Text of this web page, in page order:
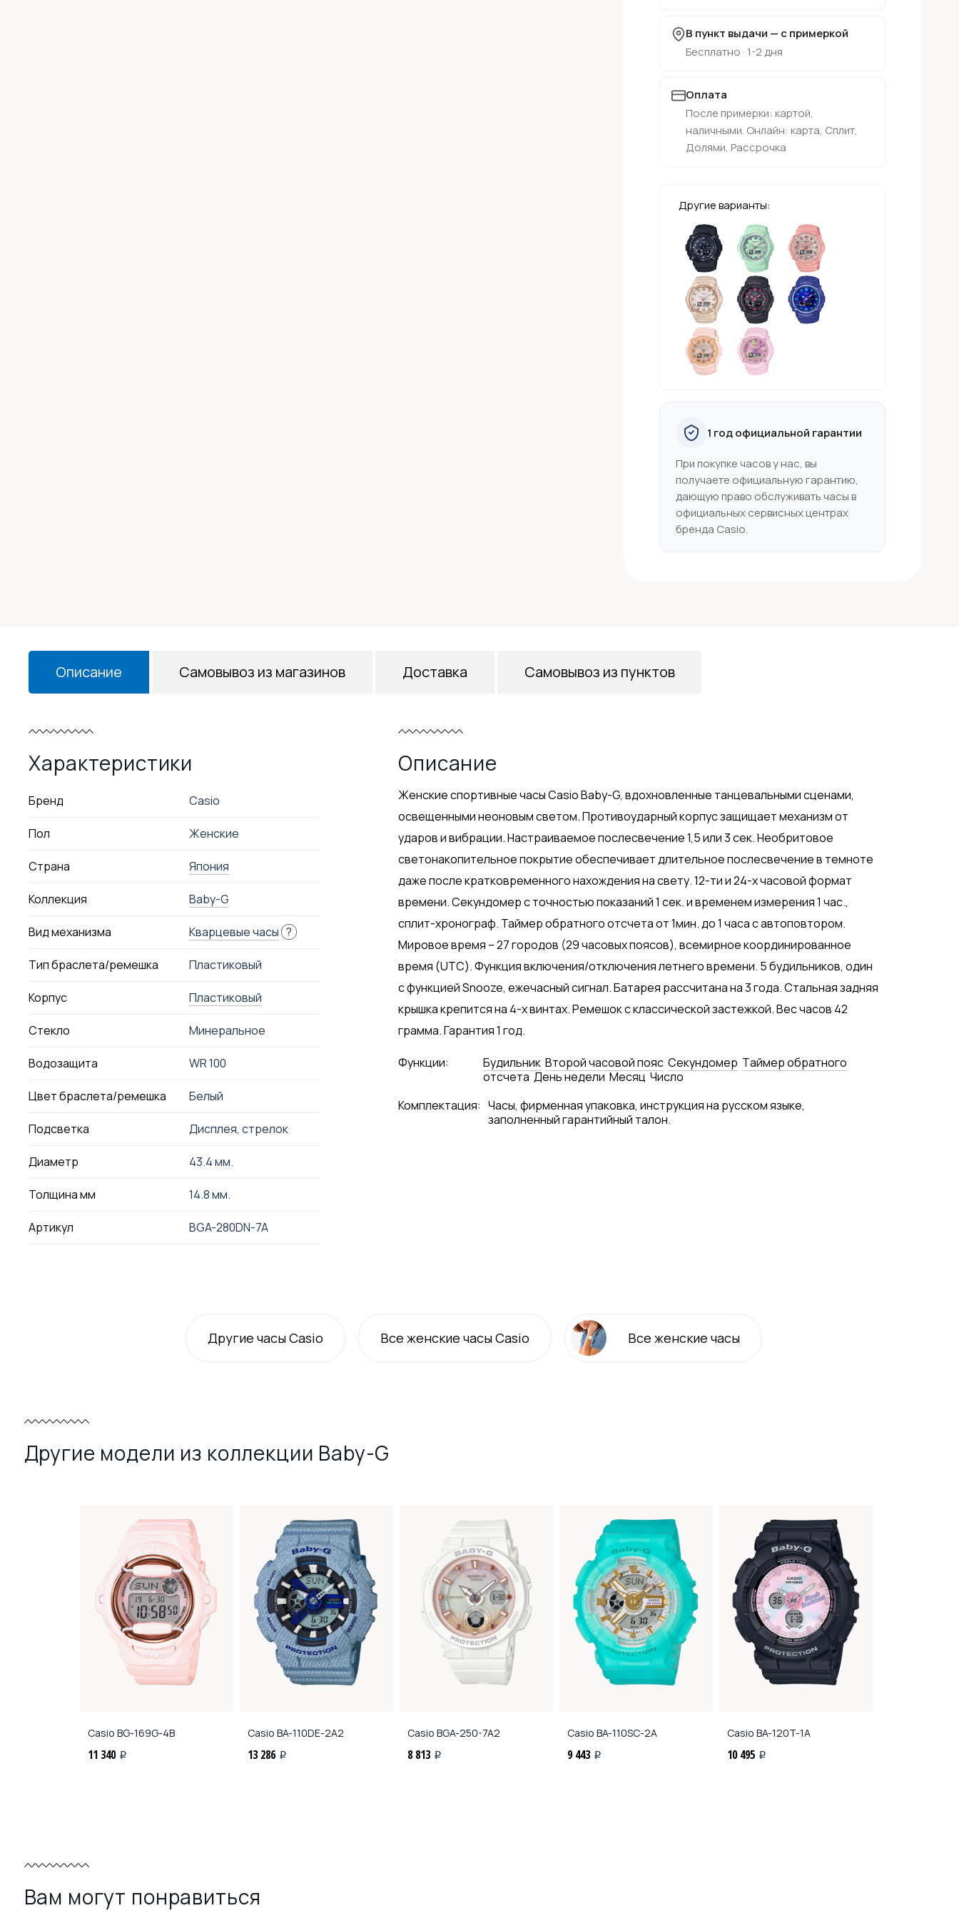
В пункт выдачи — с примеркой
Бесплатно · 1-2 дня
Оплата
После примерки: картой,
наличными. Онлайн: карта, Сплит,
Долями, Рассрочка
Другие варианты:
1 год официальной гарантии
При покупке часов у нас, вы
получаете официальную гарантию,
дающую право обслуживать часы в
официальных сервисных центрах
бренда Casio.
Описание
Характеристики
Бренд Casio
Пол Женские
Страна Япония
Коллекция Baby-G
Вид механизма Кварцевые часы ?
Тип браслета/ремешка Пластиковый
Корпус Пластиковый
Стекло Минеральное
Водозащита WR 100
Цвет браслета/ремешка Белый
Подсветка Дисплея, стрелок
Диаметр 43.4 мм.
Толщина мм 14.8 мм.
Артикул BGA-280DN-7A
Описание
Женские спортивные часы Casio Baby-G, вдохновленные танцевальными сценами,
освещенными неоновым светом. Противоударный корпус защищает механизм от
ударов и вибрации. Настраиваемое послесвечение 1,5 или 3 сек. Необритовое
светонакопительное покрытие обеспечивает длительное послесвечение в темноте
даже после кратковременного нахождения на свету. 12-ти и 24-х часовой формат
времени. Секундомер с точностью показаний 1 сек. и временем измерения 1 час.,
сплит-хронограф. Таймер обратного отсчета от 1мин. до 1 часа с автоповтором.
Мировое время – 27 городов (29 часовых поясов), всемирное координированное
время (UTC). Функция включения/отключения летнего времени. 5 будильников, один
с функцией Snooze, ежечасный сигнал. Батарея рассчитана на 3 года. Стальная задняя
крышка крепится на 4-х винтах. Ремешок с классической застежкой. Вес часов 42
грамма. Гарантия 1 год.
Функции: Будильник Второй часовой пояс Секундомер Tаймер обратного
отсчета День недели Месяц Число
Комплектация: Часы, фирменная упаковка, инструкция на русском языке,
заполненный гарантийный талон.
Самовывоз из магазинов Доставка Самовывоз из пунктов
Другие часы Casio Всеженские часы Casio Всеженские часы
Другие модели из коллекции Baby-G
Casio BG-169G-4B
11 340 i
Casio BA-110DE-2A2
13 286 i
Casio BGA-250-7A2
8 813 i
Casio BA-110SC-2A
9 443 i
Casio BA-120T-1A
10 495 i
Вам могут понравиться